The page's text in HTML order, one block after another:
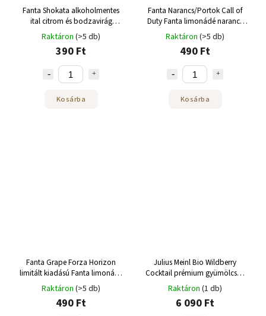
Fanta Shokata alkoholmentes
ital citrom és bodzavirág
ízkombinációjával 250 ml
Raktáron (>5 db)
390 Ft
Kosárba
Fanta Narancs/Portok Call of
Duty Fanta limonádé narancs
ízzel 250 ml
Raktáron (>5 db)
490 Ft
Kosárba
Fanta Grape Forza Horizon
limitált kiadású Fanta limonádé
szőlőízzel 250 ml
Raktáron (>5 db)
490 Ft
Julius Meinl Bio Wildberry
Cocktail prémium gyümölcsös
szálas tea 250g
Raktáron (1 db)
6 090 Ft